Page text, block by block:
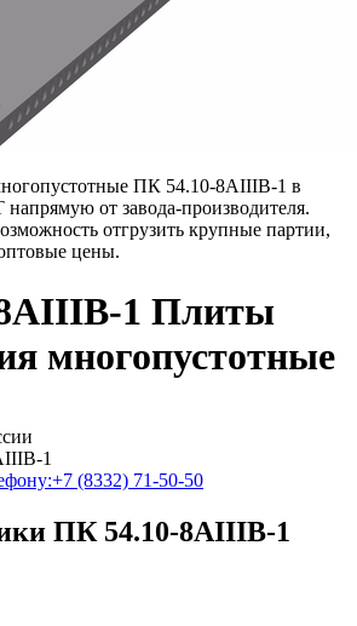
ПК 54.10-8АIIIВ-1 в
от завода-производителя.
отгрузить крупные партии,
цены.
1 Плиты
многопустотные
1
+7 (8332) 71-50-50
ПК 54.10-8АIIIВ-1